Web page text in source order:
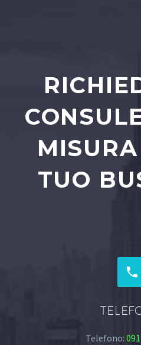
TUO


Telefono: